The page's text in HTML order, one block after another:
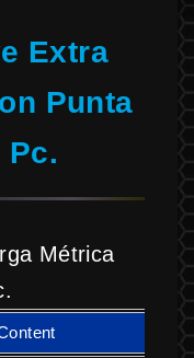
Extra
Punta
Pc.
Métrica